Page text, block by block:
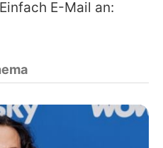
E-Mail an: